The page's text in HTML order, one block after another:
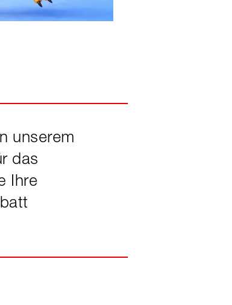
unserem
das
Ihre